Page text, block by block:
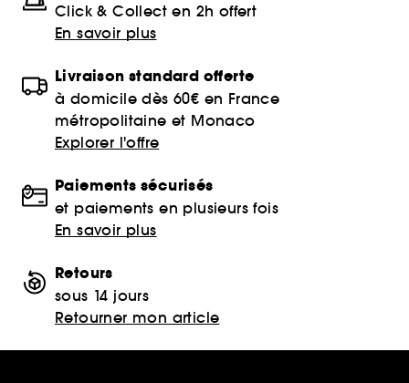
Click & Collect en 2h offert
En savoir plus
Livraison standard offerte
à domicile dès 60€ en France
métropolitaine et Monaco
Explorer l'offre
Paiements sécurisés
et paiements en plusieurs fois
En savoir plus
Retours
sous 14 jours
Retourner mon article